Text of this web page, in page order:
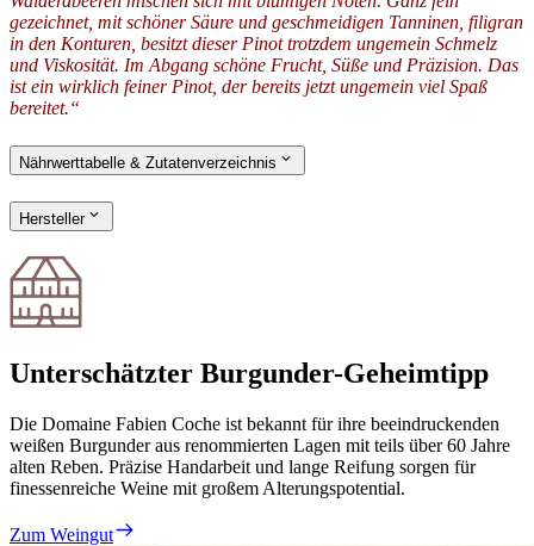
gezeichnet, mit schöner Säure und geschmeidigen Tanninen, filigran
in den Konturen, besitzt dieser Pinot trotzdem ungemein Schmelz
und Viskosität. Im Abgang schöne Frucht, Süße und Präzision. Das
ist ein wirklich feiner Pinot, der bereits jetzt ungemein viel Spaß
bereitet.“
Nährwerttabelle & Zutatenverzeichnis
Hersteller
Unterschätzter Burgunder-Geheimtipp
Die Domaine Fabien Coche ist bekannt für ihre beeindruckenden
weißen Burgunder aus renommierten Lagen mit teils über 60 Jahre
alten Reben. Präzise Handarbeit und lange Reifung sorgen für
finessenreiche Weine mit großem Alterungspotential.
Zum Weingut